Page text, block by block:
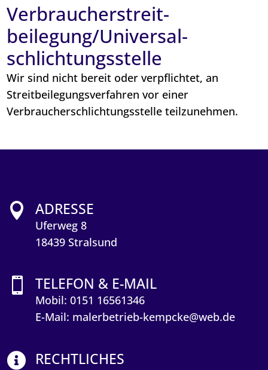
Verbraucher­streit­
beilegung/Universal­
schlichtungs­stelle
Wir sind nicht bereit oder verpflichtet, an
Streitbeilegungsverfahren vor einer
Verbraucherschlichtungsstelle teilzunehmen.
 ADRESSE
Uferweg 8
18439 Stralsund
 TELEFON & E-MAIL
Mobil: 0151 16561346
E-Mail: malerbetrieb-kempcke@web.de
 RECHTLICHES